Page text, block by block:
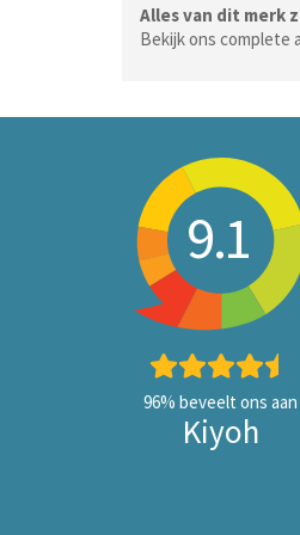
Alles van dit merk
Bekijk ons complete
9.1
96% beveelt ons aan
Kiyoh